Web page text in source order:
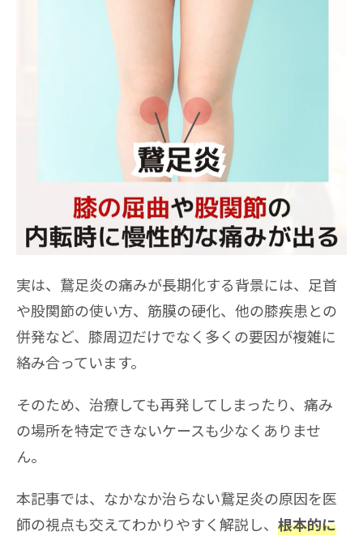
実は、鵞足炎の痛みが長期化する背景には、足首
や股関節の使い方、筋膜の硬化、他の膝疾患との
併発など、膝周辺だけでなく多くの要因が複雑に
絡み合っています。
そのため、治療しても再発してしまったり、痛み
の場所を特定できないケースも少なくありませ
ん。
本記事では、なかなか治らない鵞足炎の原因を医
師の視点も交えてわかりやすく解説し、 根本的に